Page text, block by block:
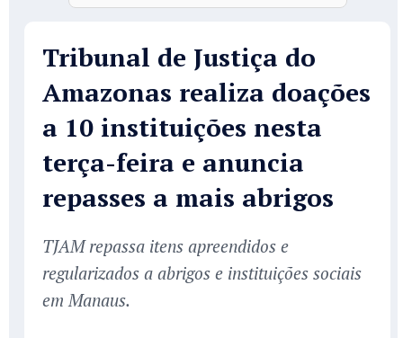
Tribunal de Justiça do
Amazonas realiza doações
a 10 instituições nesta
terça-feira e anuncia
repasses a mais abrigos
TJAM repassa itens apreendidos e
regularizados a abrigos e instituições sociais
em Manaus.